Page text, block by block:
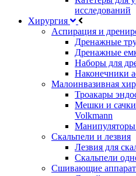
исследований
Хирургия
Аспирация и
Дренажные
Дренажные
Наборы для
Наконечники
Малоинвазивная
Троакары
Мешки и сачки
Volkmann
Манипуляторы
Скальпели и лезвия
Лезвия для
Скальпели
Сшивающие